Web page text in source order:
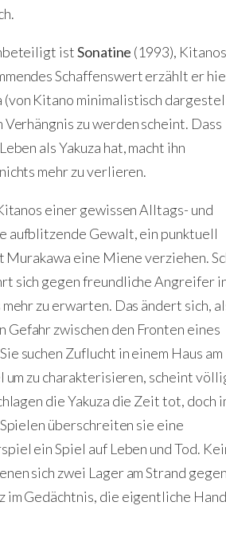
istSonatine (1993),
Schaffenswert erzählt er
Kitano minimalistisch
zu werden scheint. Dass
als Yakuza hat, macht ihn
mehr zu verlieren.
einer gewissen Alltags- und
aufblitzende Gewalt, ein punktuell
eine Miene verziehen.
sich gegen freundliche Angreifer
zu erwarten. Das ändert sich,
zwischen den Fronten eines
suchen Zuflucht in einem Haus
zu charakterisieren, scheint
die Yakuza die Zeit tot, doch
überschreiten sie eine
ein Spiel auf Leben und Tod.
sich zwei Lager am Strand
im Gedächtnis, die eigentliche